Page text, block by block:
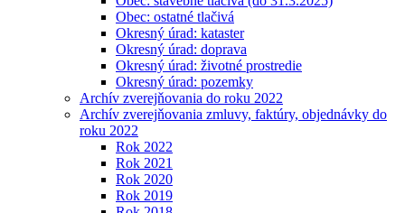
Obec: ostatné tlačivá
Okresný úrad: kataster
Okresný úrad: doprava
Okresný úrad: životné prostredie
Okresný úrad: pozemky
Archív zverejňovania do roku 2022
Archív zverejňovania zmluvy, faktúry, objednávky do
roku 2022
Rok 2022
Rok 2021
Rok 2020
Rok 2019